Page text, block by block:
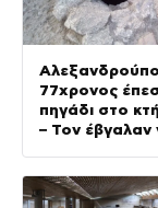
77χρονος
πηγάδι στο
– Τον έβγαλαν